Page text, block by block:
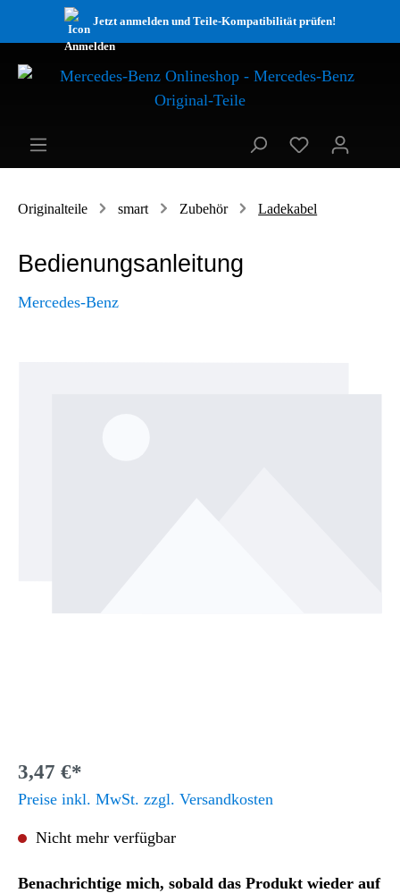
Jetzt anmelden und Teile-Kompatibilität prüfen!
Originalteile smart Zubehör Ladekabel
Bedienungsanleitung
Mercedes-Benz
3,47 €*
Preise inkl. MwSt. zzgl. Versandkosten
Nicht mehr verfügbar
Benachrichtige mich, sobald das Produkt wieder auf